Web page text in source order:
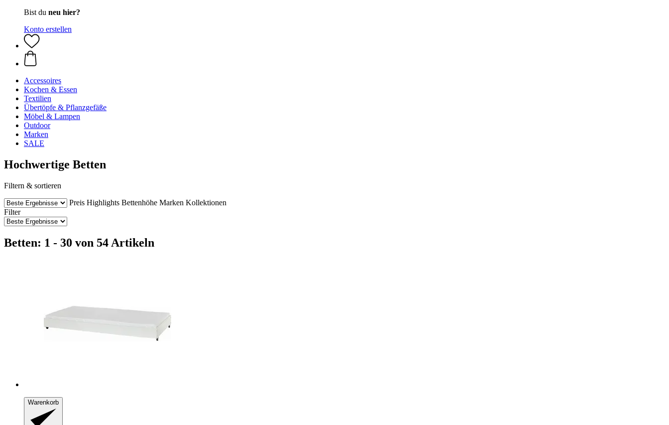
Bist du neu hier?
Konto erstellen
Accessoires
Kochen & Essen
Textilien
Übertöpfe & Pflanzgefäße
Möbel & Lampen
Outdoor
Marken
SALE
Hochwertige Betten
Filtern & sortieren
Preis Highlights Bettenhöhe Marken Kollektionen
Filter
Betten: 1 - 30 von 54 Artikeln
Warenkorb